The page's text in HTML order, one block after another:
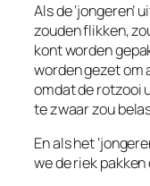
Als de ‘jongeren’
zouden flikken,
kont worden
worden gezet om
omdat de rotzooi
te zwaar zou
En als het
we de riek pakken